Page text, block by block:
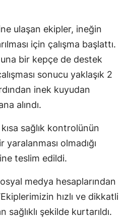
ulaşan ekipler, ineğin
için çalışma başlattı.
bir kepçe de destek
sonucu yaklaşık 2
inek kuyudan
alındı.
sağlık kontrolünün
olmadığı
teslim edildi.
medya hesaplarından
hızlı ve dikkatli
sağlıklı şekilde kurtarıldı.